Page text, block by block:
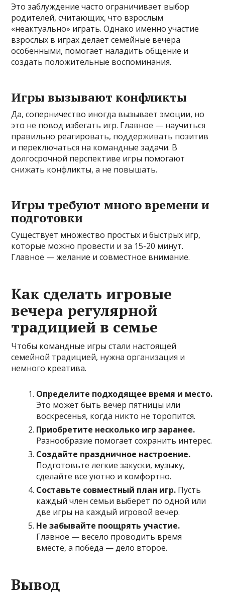
Это заблуждение часто ограничивает выбор
родителей, считающих, что взрослым
«неактуально» играть. Однако именно участие
взрослых в играх делает семейные вечера
особенными, помогает наладить общение и
создать положительные воспоминания.
Игры вызывают конфликты
Да, соперничество иногда вызывает эмоции, но
это не повод избегать игр. Главное — научиться
правильно реагировать, поддерживать позитив
и переключаться на командные задачи. В
долгосрочной перспективе игры помогают
снижать конфликты, а не повышать.
Игры требуют много времени и
подготовки
Существует множество простых и быстрых игр,
которые можно провести и за 15-20 минут.
Главное — желание и совместное внимание.
Как сделать игровые
вечера регулярной
традицией в семье
Чтобы командные игры стали настоящей
семейной традицией, нужна организация и
немного креатива.
Определите подходящее время и место.
Это может быть вечер пятницы или
воскресенья, когда никто не торопится.
Приобретите несколько игр заранее.
Разнообразие помогает сохранить интерес.
Создайте праздничное настроение.
Подготовьте легкие закуски, музыку,
сделайте все уютно и комфортно.
Составьте совместный план игр. Пусть
каждый член семьи выберет по одной или
две игры на каждый игровой вечер.
Не забывайте поощрять участие.
Главное — весело проводить время
вместе, а победа — дело второе.
Вывод